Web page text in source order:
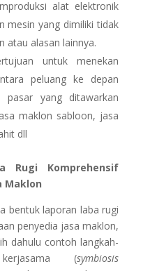
alat elektronik
mesin yang dimiliki tidak
atau alasan lainnya.
untuk menekan
peluang ke depan
pasar yang ditawarkan
maklon sabloon, jasa
dll
Rugi Komprehensif
Maklon
bentuk laporan laba rugi
penyedia jasa maklon,
dahulu contoh langkah-
kerjasama (symbiosis